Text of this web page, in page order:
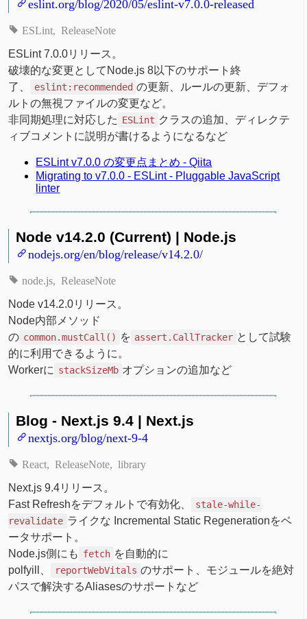
eslint.org/blog/2020/05/eslint-v7.0.0-released
ESLint ReleaseNote
ESLint 7.0.0リリース。
破壊的な変更としてNode.js 8以下のサポート終
了、
eslint:recommended の更新、ルールの更新、デフォ
ルトの無視ファイルの変更など。
非同期処理に対応した ESLint クラスの追加、ディレクテ
ィブコメントに説明が書けるようになるなど
ESLint v7.0.0 の変更点まとめ - Qiita
Migrating to v7.0.0 - ESLint - Pluggable JavaScript
linter
Node v14.2.0 (Current) | Node.js
nodejs.org/en/blog/release/v14.2.0/
node.js ReleaseNote
Node v14.2.0リリース。
Node内部メソッド
の common.mustCall() を assert.CallTracker として試験
的に利用できるように。
Workerに stackSizeMb オプションの追加など
Blog - Next.js 9.4 | Next.js
nextjs.org/blog/next-9-4
React ReleaseNote library
Next.js 9.4リリース。
Fast Refreshをデフォルトで有効化、
stale-while-
revalidate ライクな Incremental Static Regenerationをベ
ータサポート。
Node.js側にも fetch を自動的に
polfyill、
reportWebVitals のサポート、モジュールを絶対
パスで解決するAliasesのサポートなど